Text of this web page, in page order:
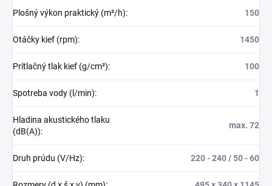
Plošný výkon praktický (m²/h): 150
Otáčky kief (rpm): 1450
Prítlačný tlak kief (g/cm²): 100
Spotreba vody (l/min): 1
Hladina akustického tlaku
(dB(A)):
max. 72
Druh prúdu (V/Hz): 220 - 240 / 50 - 60